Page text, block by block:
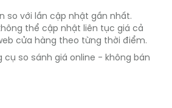
so với lần cập nhật gần nhất.
thể cập nhật liên tục giá cả
cửa hàng theo từng thời điểm.
cụ so sánh giá online - không bán